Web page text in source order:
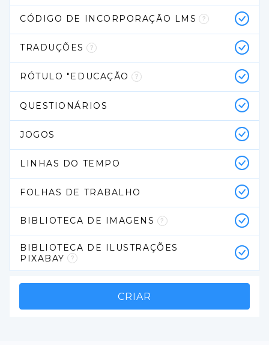
CÓDIGO DE INCORPORAÇÃO LMS
TRADUÇÕES
RÓTULO "EDUCAÇÃO
QUESTIONÁRIOS
JOGOS
LINHAS DO TEMPO
FOLHAS DE TRABALHO
BIBLIOTECA DE IMAGENS
BIBLIOTECA DE ILUSTRAÇÕES
PIXABAY
CRIAR